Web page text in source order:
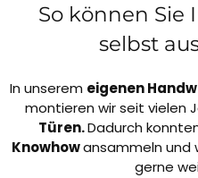
So können Sie
selbst
In unserem eigenen
montieren wir seit vielen
Türen.Dadurch
Knowhowansammeln und
gerne